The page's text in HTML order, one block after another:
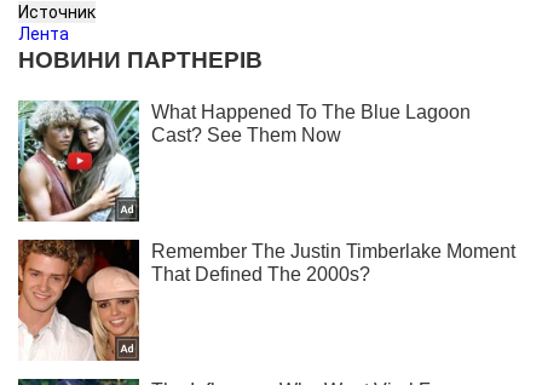
Источник
Лента